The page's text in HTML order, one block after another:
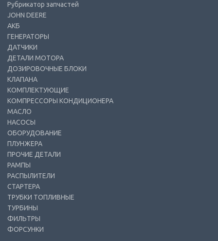
Рубрикатор запчастей
JOHN DEERE
АКБ
ГЕНЕРАТОРЫ
ДАТЧИКИ
ДЕТАЛИ МОТОРА
ДОЗИРОВОЧНЫЕ БЛОКИ
КЛАПАНА
КОМПЛЕКТУЮЩИЕ
КОМПРЕССОРЫ КОНДИЦИОНЕРА
МАСЛО
НАСОСЫ
ОБОРУДОВАНИЕ
ПЛУНЖЕРА
ПРОЧИЕ ДЕТАЛИ
РАМПЫ
РАСПЫЛИТЕЛИ
СТАРТЕРА
ТРУБКИ ТОПЛИВНЫЕ
ТУРБИНЫ
ФИЛЬТРЫ
ФОРСУНКИ